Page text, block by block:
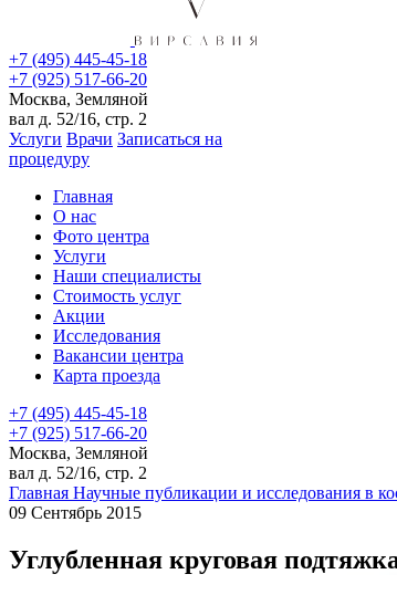
+7 (495) 445-45-18
+7 (925) 517-66-20
Москва, Земляной
вал д. 52/16, стр. 2
Услуги Врачи Записаться на
процедуру
Главная
О нас
Фото центра
Услуги
Наши специалисты
Стоимость услуг
Акции
Исследования
Вакансии центра
Карта проезда
+7 (495) 445-45-18
+7 (925) 517-66-20
Москва, Земляной
вал д. 52/16, стр. 2
Главная Научные публикации и исследования в
09 Сентябрь 2015
Углубленная круговая